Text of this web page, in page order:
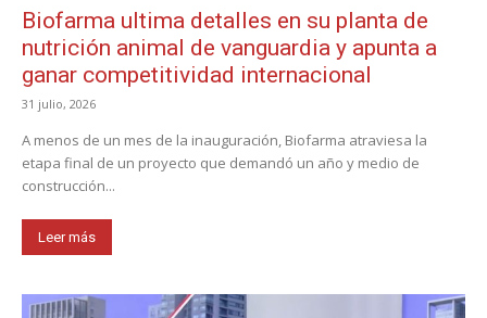
Biofarma ultima detalles en su planta de
nutrición animal de vanguardia y apunta a
ganar competitividad internacional
31 julio, 2026
A menos de un mes de la inauguración, Biofarma atraviesa la
etapa final de un proyecto que demandó un año y medio de
construcción...
Leer más